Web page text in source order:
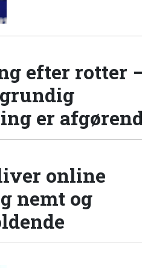
efter rotter
er
online
nemt og